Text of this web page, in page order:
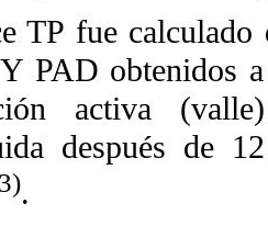
TP fue calculado
PAD obtenidos
activa
después de
.